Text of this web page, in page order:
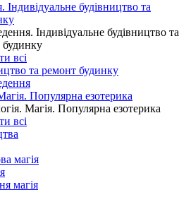
будівництво та
Індивідуальне будівництво та
всі
та ремонт будинку
Популярна езотерика
Магія. Популярна езотерика
всі
магія
магія